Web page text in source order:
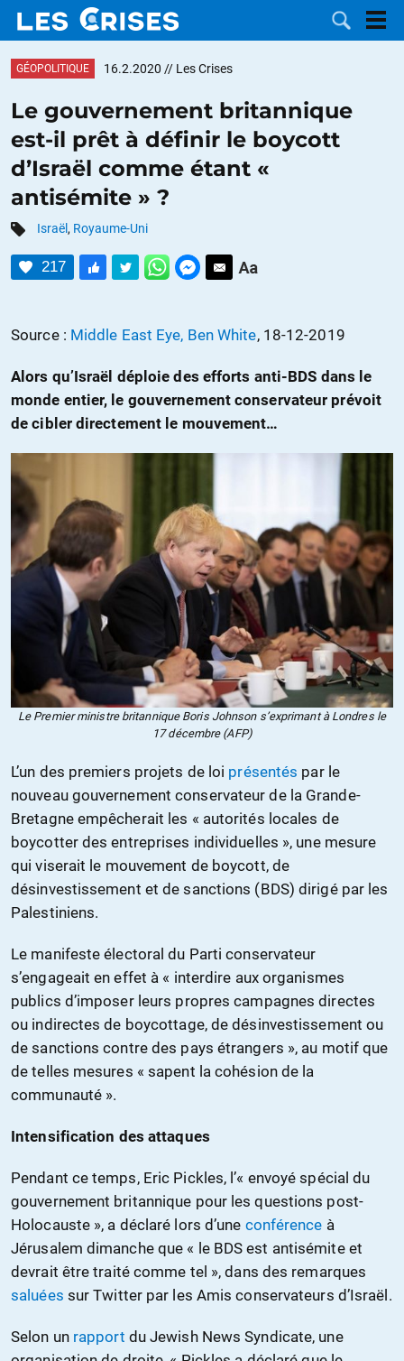
DOSSIERS
CATÉGORIES
CONTACTER
FAIRE UN
DON
GÉOPOLITIQUE 16.2.2020 // Les Crises
Le gouvernement britannique
est-il prêt à définir le boycott
d’Israël comme étant «
antisémite » ?
Israël , Royaume-Uni
217
Source : Middle East Eye, Ben White, 18-12-2019
Alors qu’Israël déploie des efforts anti-BDS dans le
monde entier, le gouvernement conservateur prévoit
de cibler directement le mouvement…
Le Premier ministre britannique Boris Johnson s’exprimant à Londres le
17 décembre (AFP)
L’un des premiers projets de loi présentés par le
nouveau gouvernement conservateur de la Grande-
Bretagne empêcherait les « autorités locales de
boycotter des entreprises individuelles », une mesure
qui viserait le mouvement de boycott, de
désinvestissement et de sanctions (BDS) dirigé par les
Palestiniens.
Le manifeste électoral du Parti conservateur
s’engageait en effet à « interdire aux organismes
publics d’imposer leurs propres campagnes directes
ou indirectes de boycottage, de désinvestissement ou
de sanctions contre des pays étrangers », au motif que
de telles mesures « sapent la cohésion de la
communauté ».
Intensification des attaques
Pendant ce temps, Eric Pickles, l’« envoyé spécial du
gouvernement britannique pour les questions post-
Holocauste », a déclaré lors d’une conférence à
Jérusalem dimanche que « le BDS est antisémite et
devrait être traité comme tel », dans des remarques
saluées sur Twitter par les Amis conservateurs d’Israël.
Selon un rapport du Jewish News Syndicate, une